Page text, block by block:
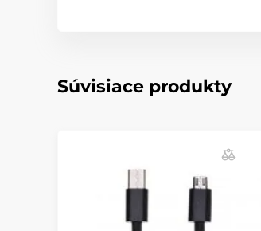
Súvisiace produkty